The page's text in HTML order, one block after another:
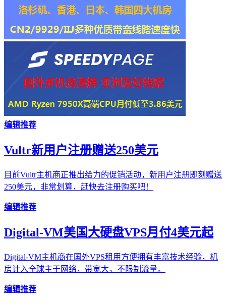
编辑推荐
Vultr新用户注册赠送250美元
目前Vultr主机商正推出给力的促销活动，新用户注册即刻赠送
250美元，非常划算，赶快去注册购买吧！
编辑推荐
Digital-VM美国大硬盘VPS月付4美元起
Digital-VM主机商在国外VPS租用方便拥有丰富技术经验，机
房计入全球主干网络，带宽大，不限制流量。
编辑推荐